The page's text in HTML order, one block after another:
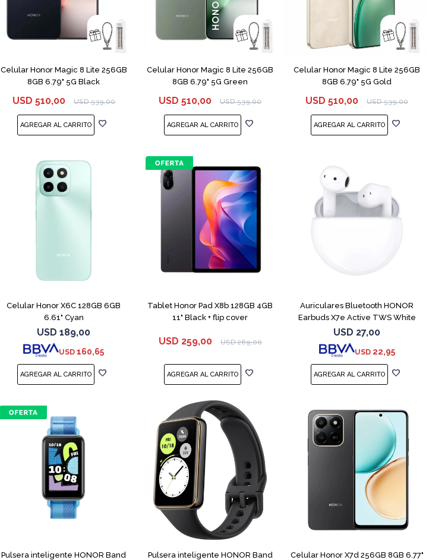
Celular Honor Magic 8 Lite 256GB
8GB 6.79" 5G Black
USD 510,00 USD 539,00
COMPARAR
Celular Honor Magic 8 Lite 256GB
8GB 6.79" 5G Green
USD 510,00 USD 539,00
COMPARAR
Celular Honor Magic 8 Lite 256GB
8GB 6.79" 5G Gold
USD 510,00 USD 539,00
COMPARAR
Celular Honor X6C 128GB 6GB
6.61" Cyan
USD 189,00
USD 160,65
COMPARAR
Tablet Honor Pad X8b 128GB 4GB
11" Black + flip cover
USD 259,00 USD 269,00
Auriculares Bluetooth HONOR
Earbuds X7e Active TWS White
USD 27,00
USD 22,95
Pulsera inteligente HONOR Band
Pulsera inteligente HONOR Band
Celular Honor X7d 256GB 8GB 6.77"
COMPARAR